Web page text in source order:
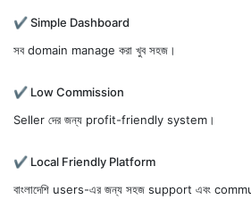
✔ Simple Dashboard
সব domain manage করা খুব সহজ।
✔ Low Commission
Seller দের জন্য profit-friendly system।
✔ Local Friendly Platform
বাংলাদেশি users-এর জন্য সহজ support এবং